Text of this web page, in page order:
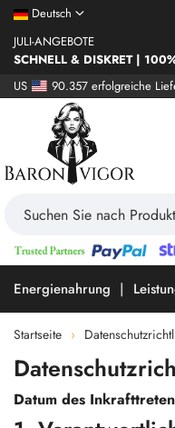
Deutsch
JULI-ANGEBOTE
SCHNELL & DISKRET |
US
90.357 erfolgreiche
Energienahrung
Startseite
Datum des